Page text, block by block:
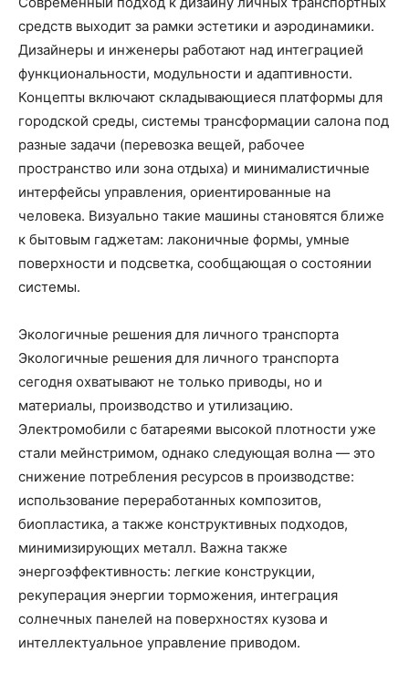
средств выходит за рамки эстетики и аэродинамики.
Дизайнеры и инженеры работают над интеграцией
функциональности, модульности и адаптивности.
Концепты включают складывающиеся платформы для
городской среды, системы трансформации салона под
разные задачи (перевозка вещей, рабочее
пространство или зона отдыха) и минималистичные
интерфейсы управления, ориентированные на
человека. Визуально такие машины становятся ближе
к бытовым гаджетам: лаконичные формы, умные
поверхности и подсветка, сообщающая о состоянии
системы.
Экологичные решения для личного транспорта
Экологичные решения для личного транспорта
сегодня охватывают не только приводы, но и
материалы, производство и утилизацию.
Электромобили с батареями высокой плотности уже
стали мейнстримом, однако следующая волна — это
снижение потребления ресурсов в производстве:
использование переработанных композитов,
биопластика, а также конструктивных подходов,
минимизирующих металл. Важна также
энергоэффективность: легкие конструкции,
рекуперация энергии торможения, интеграция
солнечных панелей на поверхностях кузова и
интеллектуальное управление приводом.